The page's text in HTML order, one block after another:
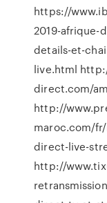
https://
2019-afrique-
details-et-
live.html
direct.com/
http://
maroc.com/
direct-live-
http://